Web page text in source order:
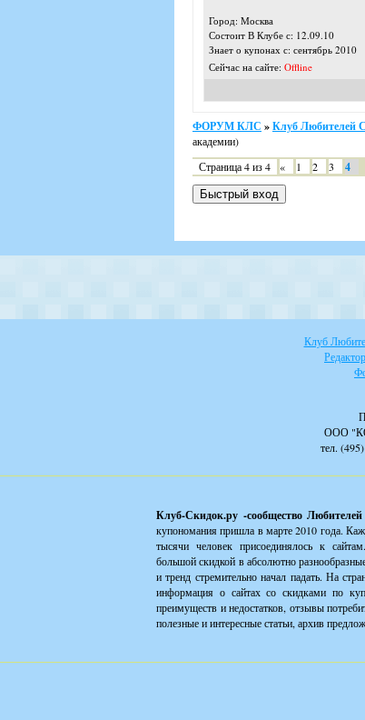
Город: Москва
Состоит В Клубе с: 12.09.10
Знает о купонах с: сентябрь 2010
Сейчас на сайте: Offline
ФОРУМ КЛС »Клуб Любителей
академии)
Страница4из4 « 1 2 3 4
Клуб
ООО
тел.
Клуб-Скидок.ру -сообщество
купономания пришла в марте 2010 года.
тысячи человек присоединялось к
большой скидкой в абсолютно
и тренд стремительно начал падать. На
информация о сайтах со скидками по
преимуществ и недостатков, отзывы
полезные и интересные статьи, архив